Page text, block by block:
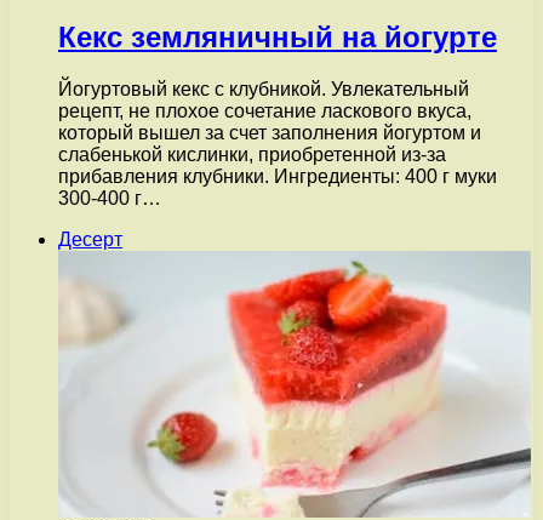
Кекс земляничный на йогурте
Йогуртовый кекс с клубникой. Увлекательный
рецепт, не плохое сочетание ласкового вкуса,
который вышел за счет заполнения йогуртом и
слабенькой кислинки, приобретенной из-за
прибавления клубники. Ингредиенты: 400 г муки
300-400 г…
Десерт